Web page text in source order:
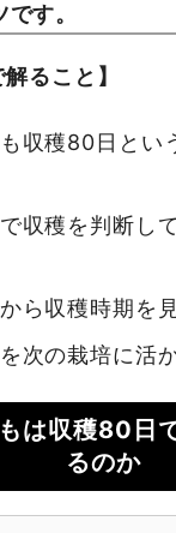
す。
ること】
収穫80日とい
収穫を判断し
ら収穫時期を
次の栽培に活
は収穫80日
るのか